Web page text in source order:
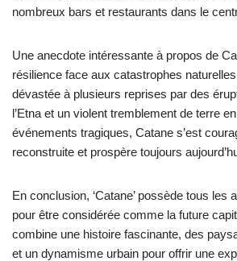
nombreux bars et restaurants dans le
Une anecdote intéressante à propos de
résilience face aux catastrophes
dévastée à plusieurs reprises par des
l’Etna et un violent tremblement de terre
événements tragiques, Catane s’est
reconstruite et prospère toujours
En conclusion, ‘Catane’ possède tous les
pour être considérée comme la future
combine une histoire fascinante, des
et un dynamisme urbain pour offrir une